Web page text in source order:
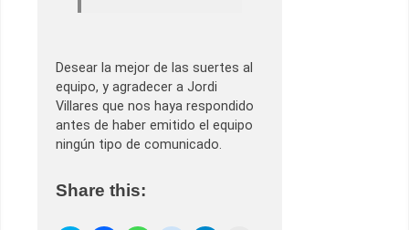
Desear la mejor de las suertes al
equipo, y agradecer a Jordi
Villares que nos haya respondido
antes de haber emitido el equipo
ningún tipo de comunicado.
Share this: